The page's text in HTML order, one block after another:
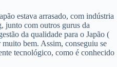
estava arrasado, com indústria
junto com outros gurus da
da qualidade para o Japão (
bem. Assim, conseguiu se
tecnológico, como é conhecido